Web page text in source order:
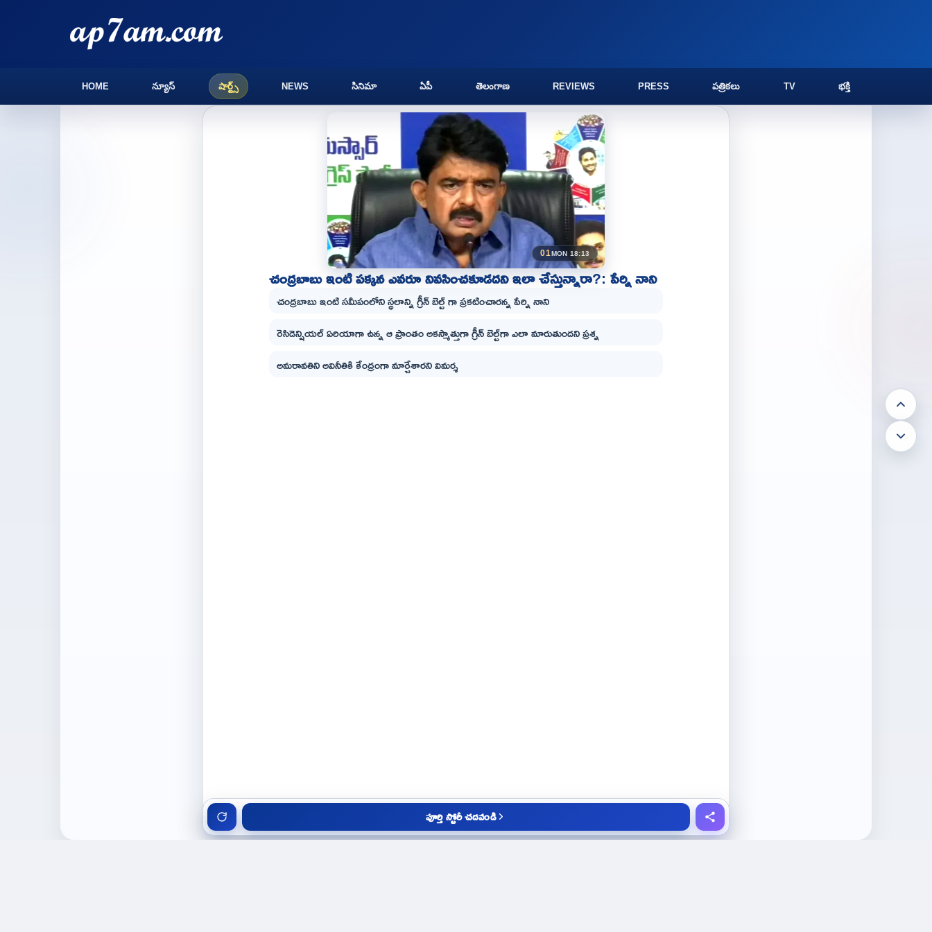
HOME న్యూస్ షార్ట్స్ NEWS సినిమా ఏపీ తెలంగాణ REVIEWS PRESS పత్రికలు TV భక్తి
01MON 18:13
చంద్రబాబు ఇంటి పక్కన ఎవరూ నివసించకూడదని ఇలా చేస్తున్నారా?: పేర్ని నాని
చంద్రబాబు ఇంటి సమీపంలోని స్థలాన్ని గ్రీన్ బెల్ట్ గా ప్రకటించారన్న పేర్ని నాని
రెసిడెన్షియల్ ఏరియాగా ఉన్న ఆ ప్రాంతం అకస్మాత్తుగా గ్రీన్ బెల్ట్‌గా ఎలా మారుతుందని ప్రశ్న
అమరావతిని అవినీతికి కేంద్రంగా మార్చేశారని విమర్శ
పూర్తి స్టోరీ చదవండి